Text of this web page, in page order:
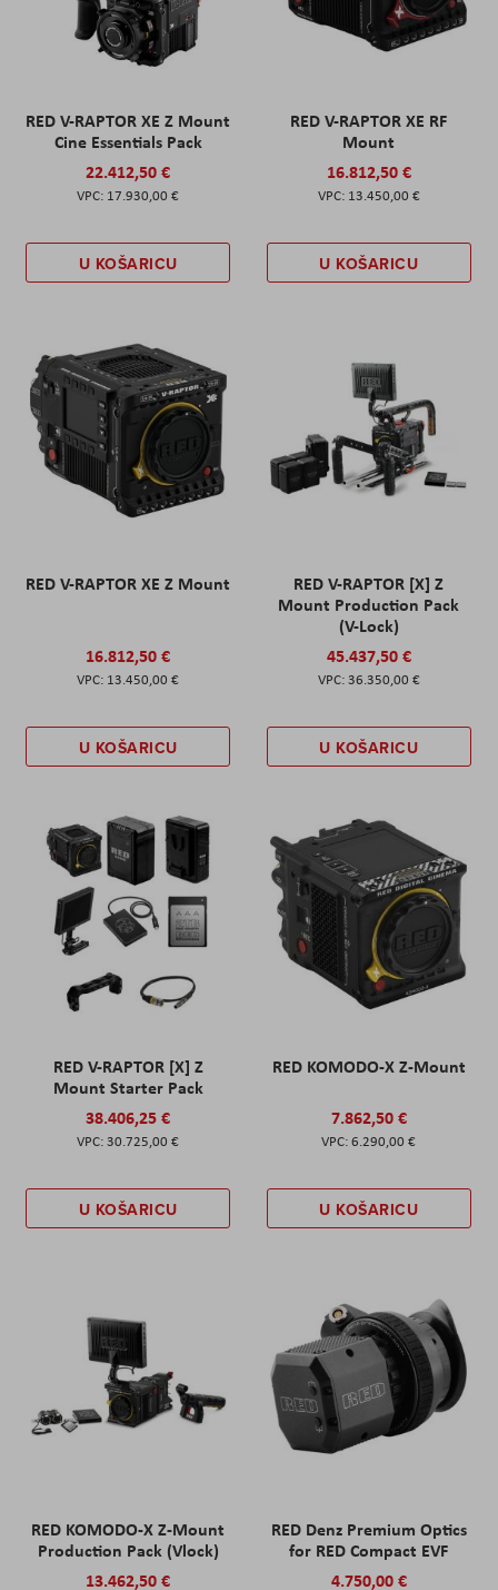
RED V-RAPTOR XE Z Mount
Cine Essentials Pack
22.412,50 €
17.930,00 €
U KOŠARICU
RED V-RAPTOR XE RF
Mount
16.812,50 €
13.450,00 €
U KOŠARICU
RED V-RAPTOR XE Z Mount
16.812,50 €
13.450,00 €
U KOŠARICU
RED V-RAPTOR [X] Z
Mount Production Pack
(V-Lock)
45.437,50 €
36.350,00 €
U KOŠARICU
RED V-RAPTOR [X] Z
Mount Starter Pack
38.406,25 €
30.725,00 €
U KOŠARICU
RED KOMODO-X Z-Mount
7.862,50 €
6.290,00 €
U KOŠARICU
RED KOMODO-X Z-Mount
Production Pack (Vlock)
13.462,50 €
RED Denz Premium Optics
for RED Compact EVF
4.750,00 €